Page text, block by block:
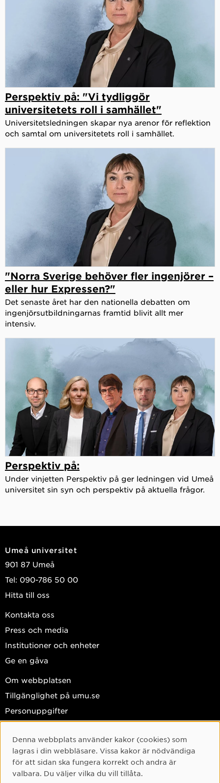
Perspektiv på: "Vi tydliggör
universitetets roll i samhället"
Universitetsledningen skapar nya arenor för reflektion
och samtal om universitetets roll i samhället.
"Norra Sverige behöver fler ingenjörer –
eller hur Expressen?"
Det senaste året har den nationella debatten om
ingenjörsutbildningarnas framtid blivit allt mer
intensiv.
Perspektiv på:
Under vinjetten Perspektiv på ger ledningen vid Umeå
universitet sin syn och perspektiv på aktuella frågor.
Umeå universitet
901 87 Umeå
Tel: 090-786 50 00
Hitta till oss
Kontakta oss
Press och media
Institutioner och enheter
Ge en gåva
Om webbplatsen
Tillgänglighet på umu.se
Personuppgifter
Instagram
TikTok
Cookie-samtycke
Denna webbplats använder kakor (cookies) som
lagras i din webbläsare. Vissa kakor är nödvändiga
för att sidan ska fungera korrekt och andra är
valbara. Du väljer vilka du vill tillåta.